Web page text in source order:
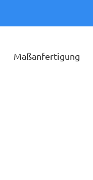
Maßanfertigung